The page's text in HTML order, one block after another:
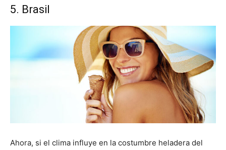
5. Brasil
Ahora, si el clima influye en la costumbre heladera del